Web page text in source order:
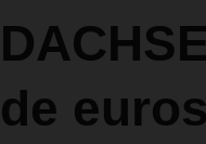
de